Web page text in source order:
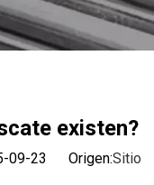
existen?
09-23 Origen:Sitio